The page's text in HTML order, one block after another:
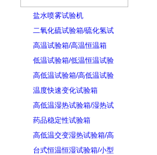
盐水喷雾试验机
二氧化硫试验箱/硫化氢试
高温试验箱/高温恒温箱
低温试验箱/低温恒温试验
高低温试验箱/高低温试验
温度快速变化试验箱
高低温湿热试验箱/湿热试
药品稳定性试验箱
高低温交变湿热试验箱/高
台式恒温恒湿试验箱/小型